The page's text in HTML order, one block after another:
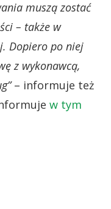
muszą zostać
– także w
Dopiero po niej
z wykonawcą,
– informuje też
w tym